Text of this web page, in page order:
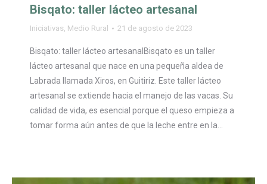
Bisqato: taller lácteo artesanal
Iniciativas, Medio Rural 21 de agosto de 2023
Bisqato: taller lácteo artesanalBisqato es un taller
lácteo artesanal que nace en una pequeña aldea de
Labrada llamada Xiros, en Guitiriz. Este taller lácteo
artesanal se extiende hacia el manejo de las vacas. Su
calidad de vida, es esencial porque el queso empieza a
tomar forma aún antes de que la leche entre en la…